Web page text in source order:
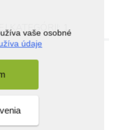
vaše osobné
údaje
KATEGÓRII: 1